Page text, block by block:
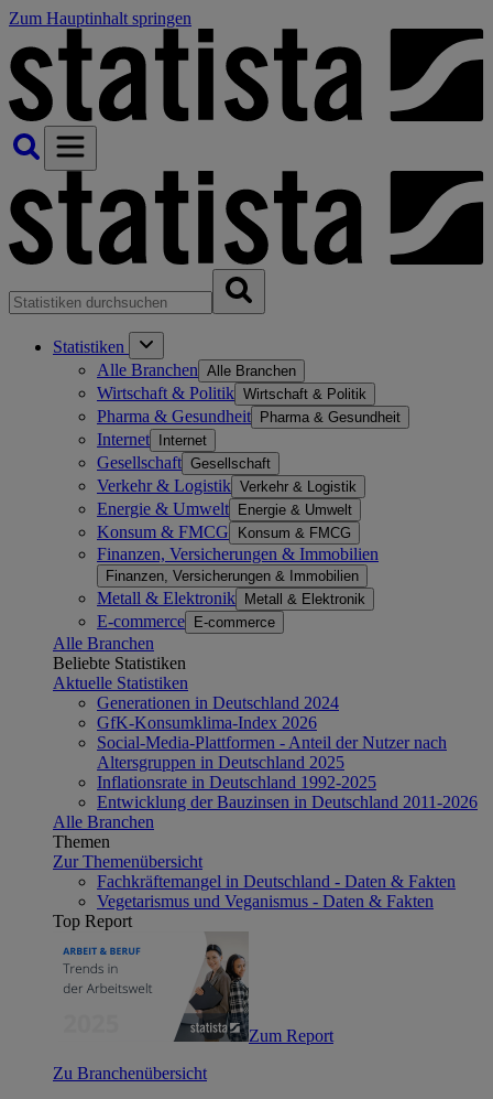
Zum Hauptinhalt springen
Statistiken
Alle Branchen Alle Branchen
Wirtschaft & Politik Wirtschaft & Politik
Pharma & Gesundheit Pharma & Gesundheit
Internet Internet
Gesellschaft Gesellschaft
Verkehr & Logistik Verkehr & Logistik
Energie & Umwelt Energie & Umwelt
Konsum & FMCG Konsum & FMCG
Finanzen, Versicherungen & Immobilien
Finanzen, Versicherungen & Immobilien
Metall & Elektronik Metall & Elektronik
E-commerce E-commerce
Alle Branchen
Beliebte Statistiken
Aktuelle Statistiken
Generationen in Deutschland 2024
GfK-Konsumklima-Index 2026
Social-Media-Plattformen - Anteil der Nutzer nach
Altersgruppen in Deutschland 2025
Inflationsrate in Deutschland 1992-2025
Entwicklung der Bauzinsen in Deutschland 2011-2026
Alle Branchen
Themen
Zur Themenübersicht
Fachkräftemangel in Deutschland - Daten & Fakten
Vegetarismus und Veganismus - Daten & Fakten
Top Report
Zum Report
Zu Branchenübersicht